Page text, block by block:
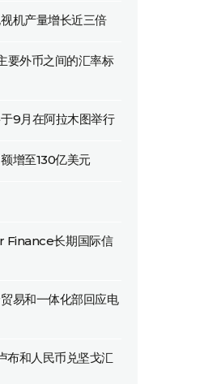
机产量增长近三倍
要外币之间的汇率标
9月在阿拉木图举行
增至130亿美元
Finance长期国际信
易和一体化部回应电
布和人民币兑坚戈汇